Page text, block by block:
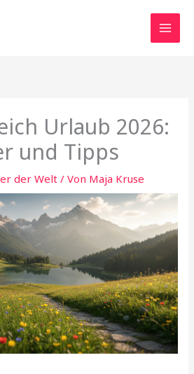
Urlaub 2026:
und Tipps
der Welt/ Von Maja Kruse